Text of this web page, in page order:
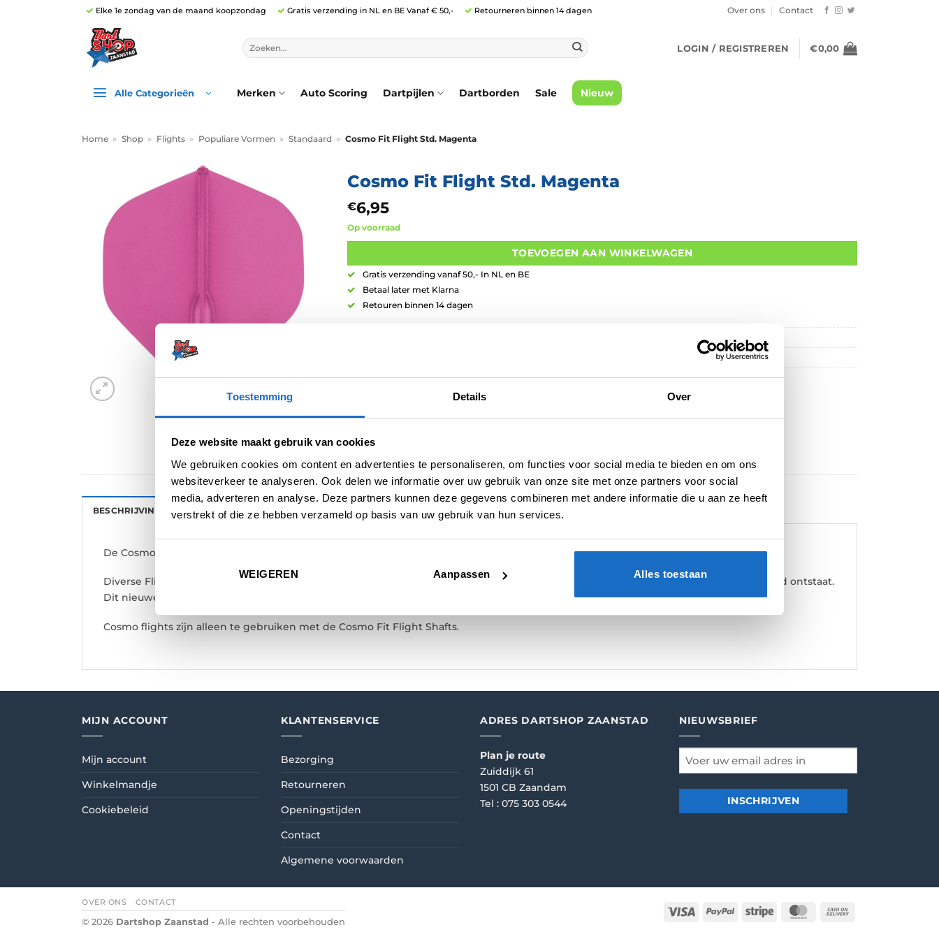
Toestemming Details Over
Deze website maakt gebruik van cookies
We gebruiken cookies om content en advertenties te personaliseren, om functies voor social media te bieden en om ons
websiteverkeer te analyseren. Ook delen we informatie over uw gebruik van onze site met onze partners voor social
media, adverteren en analyse. Deze partners kunnen deze gegevens combineren met andere informatie die u aan ze heeft
verstrekt of die ze hebben verzameld op basis van uw gebruik van hun services.
WEIGEREN Aanpassen Alles toestaan
Elke 1e zondag van de maand koopzondag Gratis verzending in NL en BE Vanaf € 50,- Retourneren binnen 14 dagen Over ons Contact
Zoeken
naar:
LOGIN / REGISTREREN €0,00
Alle Categorieën Merken Auto Scoring Dartpijlen Dartborden Sale Nieuw
Home » Shop » Flights » Populiare Vormen » Standaard » Cosmo Fit Flight Std. Magenta
Cosmo Fit Flight Std. Magenta
€6,95
Op voorraad
TOEVOEGEN AAN WINKELWAGEN
Gratis verzending vanaf 50,- In NL en BE
Betaal later met Klarna
Retouren binnen 14 dagen
Merk:Cosmo
BESCHRIJVING AANVULLENDE INFORMATIE BEOORDELINGEN (0)
De Cosmo Fit Flight is het innovatieve Flight en Shaft Systeem van Cosmo Darts.
Diverse Flight-vormen worden geïnstalleerd door het volledige flight-systeem op de shaft te duwen, waardoor een complete eenheid ontstaat.
Dit nieuwe Push-In systeem is vervaardigd volgens de hoogste specificaties en zorgt elke keer weer voor een perfect resultaat.
Cosmo flights zijn alleen te gebruiken met de Cosmo Fit Flight Shafts.
MIJN ACCOUNT
Mijn account
Winkelmandje
Cookiebeleid
KLANTENSERVICE
Bezorging
Retourneren
Openingstijden
Contact
Algemene voorwaarden
ADRES DARTSHOP ZAANSTAD
Plan je route
Zuiddijk 61
1501 CB Zaandam
Tel : 075 303 0544
NIEUWSBRIEF
email
*
Visa PayPal Stripe MasterCard
OVER ONS CONTACT
© 2026 Dartshop Zaanstad - Alle rechten voorbehouden